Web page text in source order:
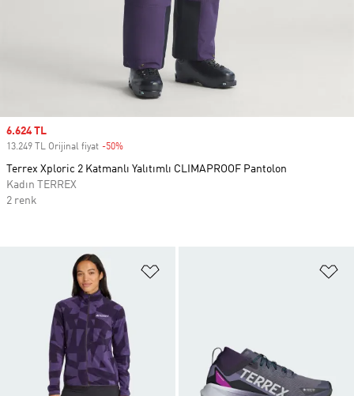
Sale price
6.624 TL
13.249 TL Orijinal fiyat -50%
Terrex Xploric 2 Katmanlı Yalıtımlı CLIMAPROOF Pantolon
Kadın TERREX
2 renk